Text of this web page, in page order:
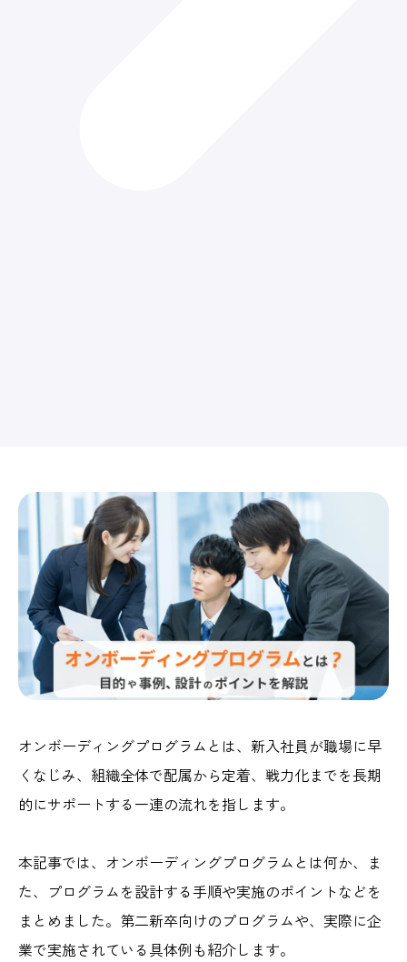
オンボーディングプログラムとは、新入社員が職場に早
くなじみ、組織全体で配属から定着、戦力化までを長期
的にサポートする一連の流れを指します。
本記事では、オンボーディングプログラムとは何か、ま
た、プログラムを設計する手順や実施のポイントなどを
まとめました。第二新卒向けのプログラムや、実際に企
業で実施されている具体例も紹介します。